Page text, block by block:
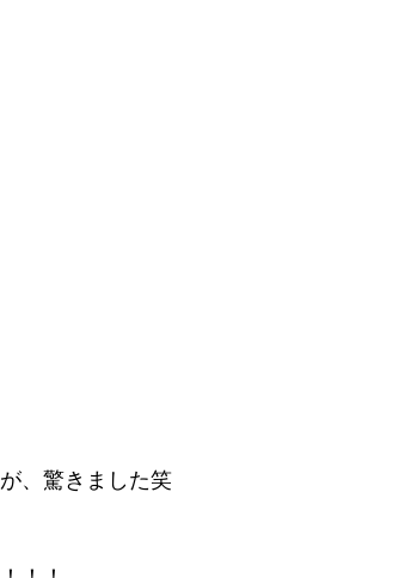
、驚きました笑